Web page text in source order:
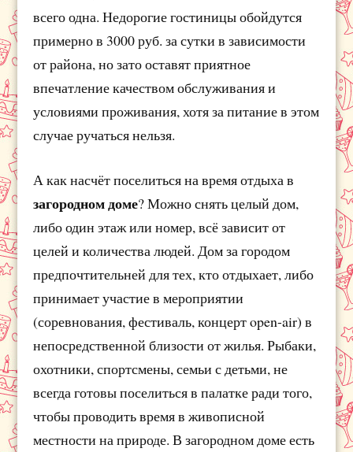
всего одна. Недорогие гостиницы обойдутся
примерно в 3000 руб. за сутки в зависимости
от района, но зато оставят приятное
впечатление качеством обслуживания и
условиями проживания, хотя за питание в этом
случае ручаться нельзя.
А как насчёт поселиться на время отдыха в
загородном доме? Можно снять целый дом,
либо один этаж или номер, всё зависит от
целей и количества людей. Дом за городом
предпочтительней для тех, кто отдыхает, либо
принимает участие в мероприятии
(соревнования, фестиваль, концерт open-air) в
непосредственной близости от жилья. Рыбаки,
охотники, спортсмены, семьи с детьми, не
всегда готовы поселиться в палатке ради того,
чтобы проводить время в живописной
местности на природе. В загородном доме есть